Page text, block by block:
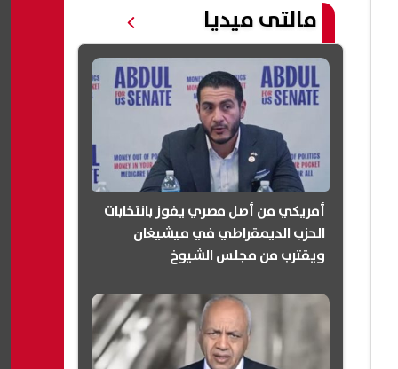
مالتى ميديا
أمريكي من أصل مصري يفوز بانتخابات
الحزب الديمقراطي في ميشيغان
ويقترب من مجلس الشيوخ